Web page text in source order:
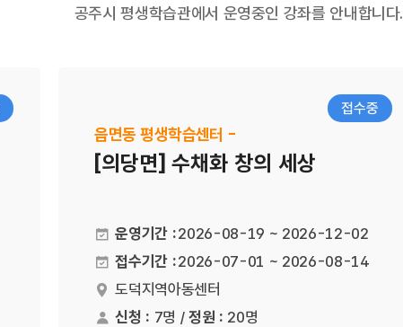
공주시 평생학습관에서 운영중인 강좌를 안내합니다.
접수중
읍면동 평생학습센터 -
[의당면] 수채화 창의 세상
운영기간 :2026-08-19 ~ 2026-12-02
접수기간 :2026-07-01 ~ 2026-08-14
장소
도덕지역아동센터
신청 : 7명 / 정원 : 20명